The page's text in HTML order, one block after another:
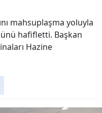
mahsuplaşma yoluyla
hafifletti. Başkan
Hazine